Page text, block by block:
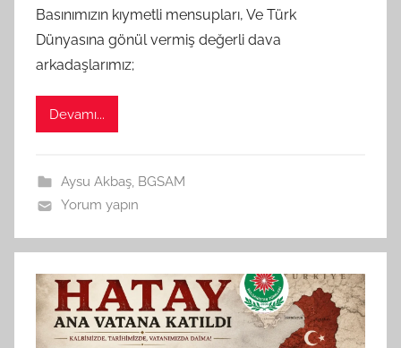
ı
Basınımızın kıymetli mensupları, Ve Türk
Dünyasına gönül vermiş değerli dava
arkadaşlarımız;
Devamı...
Aysu Akbaş, BGSAM
Yorum yapın